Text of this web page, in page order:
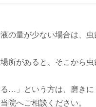
の量が少ない場合は、
所があると、そこから
…」という方は、磨き
院へご相談ください。